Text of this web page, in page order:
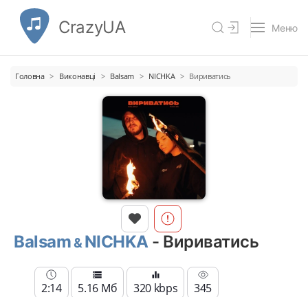
CrazyUA Меню
Головна Виконавці Balsam NICHKA Вириватись
Balsam NICHKA- Вириватись
2:14 5.16 Мб 320 kbps 345